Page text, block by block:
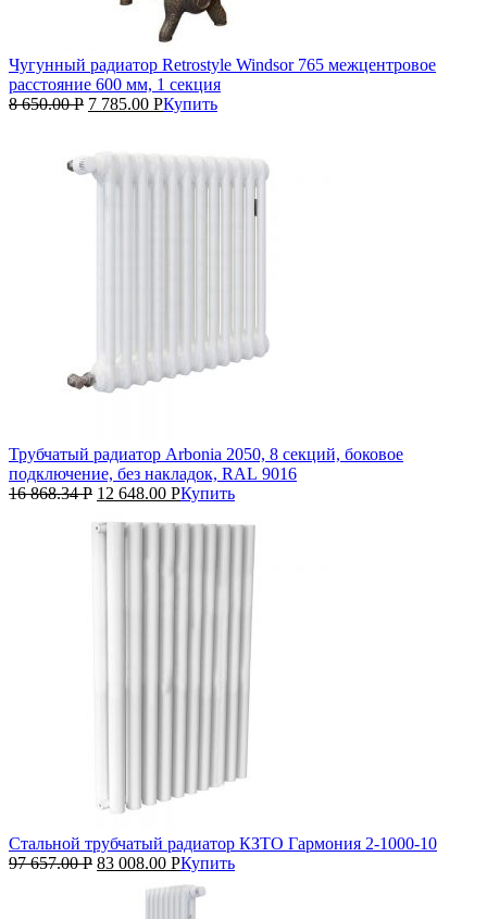
Чугунный радиатор Retrostyle Windsor 765 межцентровое
расстояние 600 мм, 1 секция
8 650.00Р 7 785.00 РКупить
Трубчатый радиатор Arbonia 2050, 8 секций, боковое
подключение, без накладок, RAL 9016
16 868.34Р 12 648.00 РКупить
Стальной трубчатый радиатор КЗТО Гармония 2‑1000‑10
97 657.00Р 83 008.00 РКупить